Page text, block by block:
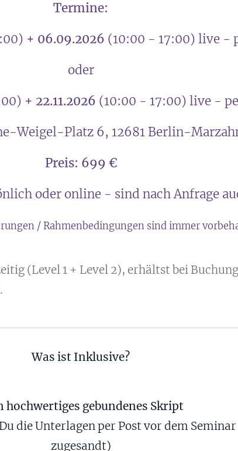
Termine:
+ 06.09.2026 (10:00 - 17:00) live -
oder
+ 22.11.2026 (10:00 - 17:00) live -
Weigel-Platz 6, 12681 Berlin-
Preis: 699 €
oder online - sind nach Anfrage
/ Rahmenbedingungen sind immer
(Level 1 + Level 2), erhältst bei
Was ist Inklusive?
hochwertiges gebundenes Skript
die Unterlagen per Post vor dem
zugesandt)